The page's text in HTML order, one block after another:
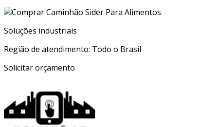
Soluções industriais
Região de atendimento: Todo o Brasil
Solicitar orçamento